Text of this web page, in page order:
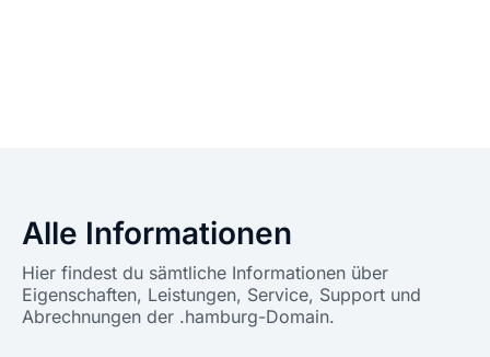
Alle Informationen
Hier findest du sämtliche Informationen über
Eigenschaften, Leistungen, Service, Support und
Abrechnungen der .hamburg-Domain.